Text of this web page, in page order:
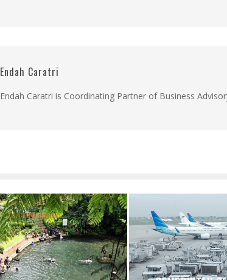
Endah Caratri
Endah Caratri is Coordinating Partner of Business